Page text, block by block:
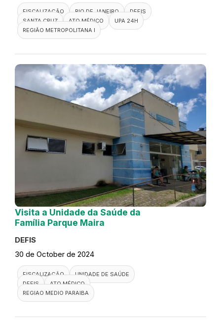
FISCALIZAÇÃO RIO DE JANEIRO
DEFIS
SANTA CRUZ
ATO MÉDICO
UPA 24H
REGIÃO METROPOLITANA I
Visita a Unidade da Saúde da
Família Parque Maira
DEFIS
30 de October de 2024
FISCALIZAÇÃO
UNIDADE DE SAÚDE
DEFIS
ATO MÉDICO
REGIAO MEDIO PARAIBA